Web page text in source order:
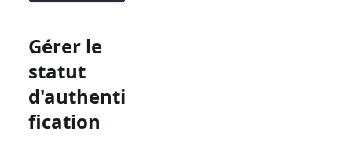
Gérer le
statut
d'authenti
fication